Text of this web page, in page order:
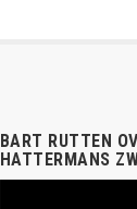
BART RUTTEN
HATTERMANS